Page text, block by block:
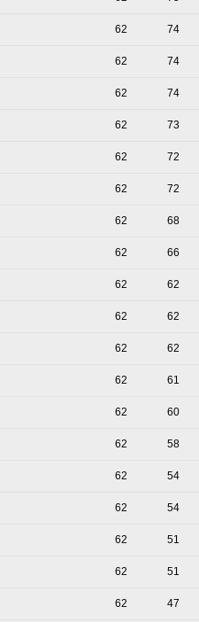
62 74
62 74
62 74
62 73
62 72
62 72
62 68
62 66
62 62
62 62
62 62
62 61
62 60
62 58
62 54
62 54
62 51
62 51
62 47